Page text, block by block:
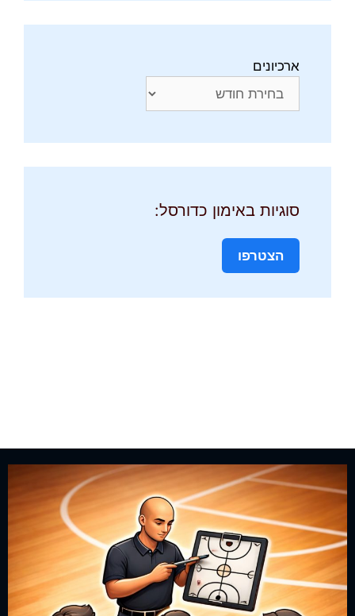
ארכיונים
סוגיות באימון כדורסל:
הצטרפו